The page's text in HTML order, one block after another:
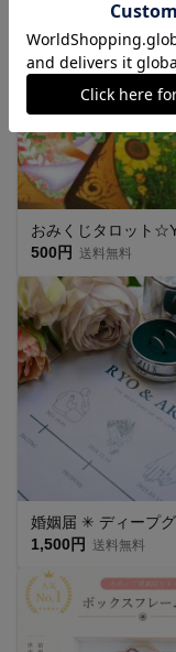
500円
送料無料
1,500円
送料無料